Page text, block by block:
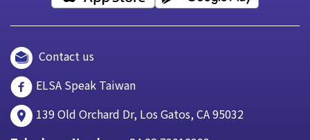
Contact us
ELSA Speak Taiwan
139 Old Orchard Dr, Los Gatos, CA 95032